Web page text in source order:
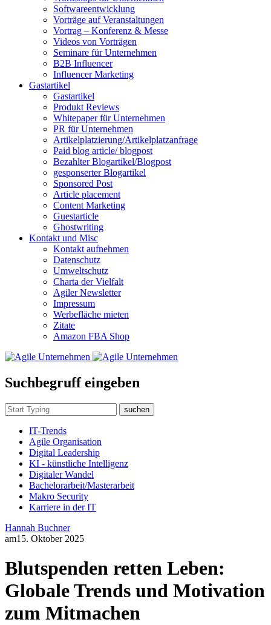
Softwareentwicklung
Vorträge auf Veranstaltungen
Vortrag – Konferenz & Messe
Videos von Vorträgen
Seminare für Unternehmen
B2B Influencer
Influencer Marketing
Gastartikel
Gastartikel
Produkt Reviews
Whitepaper für Unternehmen
PR für Unternehmen
Artikelplatzierung/Artikelplatzanfrage
Paid blog article/ blogpost
Bezahlter Blogartikel/Blogpost
gesponserter Blogartikel
Sponsored Post
Article placement
Content Marketing
Guestarticle
Ghostwriting
Kontakt und Misc
Kontakt aufnehmen
Datenschutz
Umweltschutz
Charta der Vielfalt
Agiler Newsletter
Impressum
Werbefläche mieten
Zitate
Amazon FBA Shop
Suchbegruff eingeben
suchen
IT-Trends
Agile Organisation
Digital Leadership
KI - künstliche Intelligenz
Digitaler Wandel
Bachelorarbeit/Masterarbeit
Makro Security
Karriere in der IT
Hannah Buchner
am15. Oktober 2025
Blutspenden retten Leben:
Globale Trends und Motivation
zum Mitmachen